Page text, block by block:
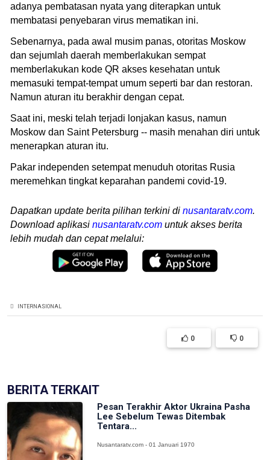
adanya pembatasan nyata yang diterapkan untuk
membatasi penyebaran virus mematikan ini.
Sebenarnya, pada awal musim panas, otoritas Moskow
dan sejumlah daerah memberlakukan sempat
memberlakukan kode QR akses kesehatan untuk
memasuki tempat-tempat umum seperti bar dan restoran.
Namun aturan itu berakhir dengan cepat.
Saat ini, meski telah terjadi lonjakan kasus, namun
Moskow dan Saint Petersburg -- masih menahan diri untuk
menerapkan aturan itu.
Pakar independen setempat menuduh otoritas Rusia
meremehkan tingkat keparahan pandemi covid-19.
Dapatkan update berita pilihan terkini di nusantaratv.com.
Download aplikasi nusantaratv.com untuk akses berita
lebih mudah dan cepat melalui:
INTERNASIONAL
0 0
BERITA TERKAIT
Pesan Terakhir Aktor Ukraina Pasha
Lee Sebelum Tewas Ditembak
Tentara...
Nusantaratv.com - 01 Januari 1970